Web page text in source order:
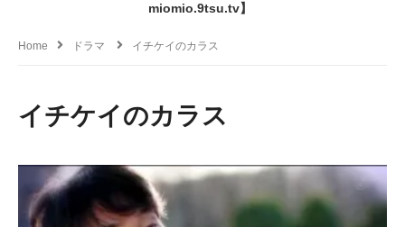
miomio.9tsu.tv】
Home ドラマ イチケイのカラス
イチケイのカラス